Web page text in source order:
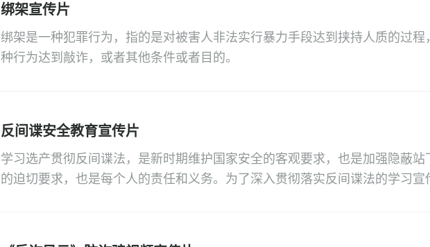
绑架宣传片
绑架是一种犯罪行为，指的是对被害人非法实行暴力手段达到挟持人质的过程
种行为达到敲诈，或者其他条件或者目的。
反间谍安全教育宣传片
学习选产贯彻反间谍法，是新时期维护国家安全的客观要求，也是加强隐蔽站
的迫切要求，也是每个人的责任和义务。为了深入贯彻落实反间谍法的学习宣